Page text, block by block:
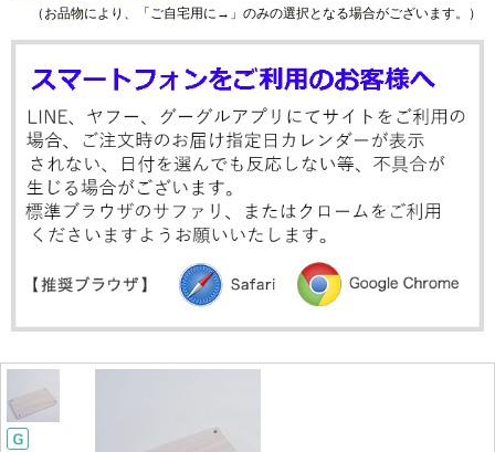
（お品物により、「ご自宅用に→」のみの選択となる場合がございます。）